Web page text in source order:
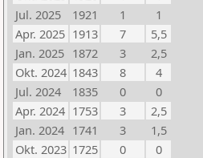
Jul. 2025
1921 1
1
Apr. 2025 1913 7
5,5
Jan. 2025 1872 3
2,5
Okt. 2024 1843 8
4
Jul. 2024
1835 0
0
Apr. 2024 1753 3
2,5
Jan. 2024 1741 3
1,5
Okt. 2023 1725 0
0